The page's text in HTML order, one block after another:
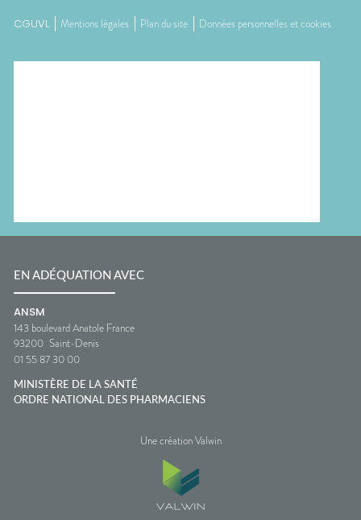
CGUVL Mentions légales Plan du site Données personnelles et cookies
EN ADÉQUATION AVEC
ANSM
143 boulevard Anatole France
93200 Saint-Denis
01 55 87 30 00
MINISTÈRE DE LA SANTÉ
ORDRE NATIONAL DES PHARMACIENS
Une création Valwin